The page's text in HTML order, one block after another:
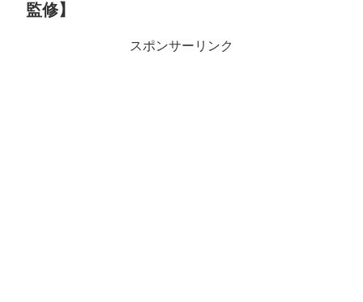
監修】
スポンサーリンク